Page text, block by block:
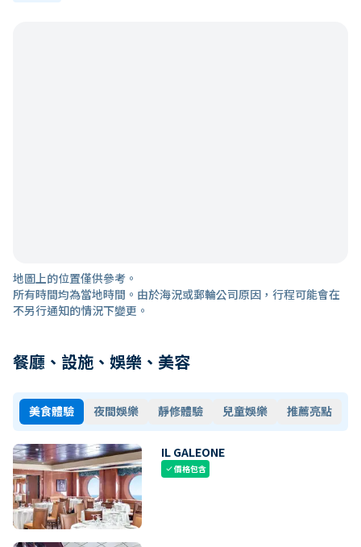
地圖上的位置僅供參考。
所有時間均為當地時間。由於海況或郵輪公司原因，行程可能會在
不另行通知的情況下變更。
餐廳、設施、娛樂、美容
美食體驗 夜間娛樂 靜修體驗 兒童娛樂 推薦亮點
IL GALEONE
check價格包含